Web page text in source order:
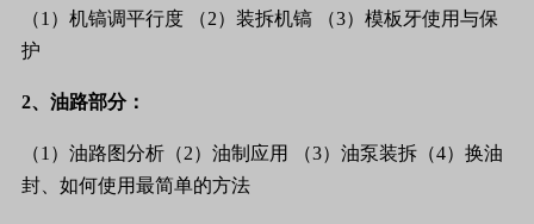
（1 ）机镐调平行度 （2）装拆机镐 （3）模板牙使用与保
护
2、油路部分：
（1 ）油路图分析（2）油制应用 （3）油泵装拆（4）换油
封、如何使用最简单的方法